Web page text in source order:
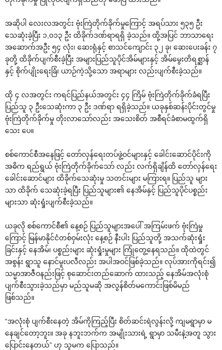
အဆိုပါ လေးလအတွင်း ဗုံးကြဲတိုက်ခိုက်မှုကြောင့် အရပ်သား ၅၃၅ ဦး
သေဆုံးခဲ့ပြီး ၁,၀၁၃ ဦး ထိခိုက်ဒဏ်ရာရရှိ ခဲ့သည်။ ထို့အပြင် ဘာသာရေး
အဆောက်အဦး ၅၄ လုံး၊ ဆေးရုံနှင့် စာသင်ကျောင်း ၃၂ ခု၊ ဆေးပေးခန်း ၇
ခုတို့ ထိခိုက်ပျက်စီးခဲ့ပြီး အများပြည်သူပိုင်အိမ်များနှင့် အိမ်မွေးတိရစ္ဆာန်
နှင့် စိုက်ပျိုးရေးခြံ၊ ယာဉ်ကဲ့သို့သော အရာများ လည်းပျက်စီးခဲ့သည်။
ထို ၄ လအတွင်း ကရင်ပြည်နယ်အတွင်း ၄၄ ကြိမ် ဗုံးကြဲတိုက်ခိုက်ခံရပြီး
ပြည်သူ ၃ ဦးသေဆုံးကာ ၃ ဦး ဒဏ်ရာ ရရှိခဲ့သည်။ ယခုနှစ်ဆန်းပိုင်းတွင်မှု
ဗုံးကြဲတိုက်ခိုက်မှု တိုးလာသော်လည်း အသေးစိတ် အစီရင်ခံစာမထွက်ရှိ
သေး ပေ။
စစ်ကောင်စီအနေဖြင့် တော်လှန်ရေးတပ်ဖွဲ့ဝင်များနှင့် ခေါင်းဆောင်ပိုင်းကို
အဓိက ရည်ရွယ် ဗုံးကြဲတိုက်ခိုက်သော် လည်း လက်ရှိချိန်ထိ တော်လှန်ရေး
ခေါင်းဆောင်များ ထိခိုက်သေဆုံးမှု သတင်းများ မကြားရ။ ပြည်သူ များ
သာ ထိခိုက် သေဆုံးခဲ့ရပြီး ပြည်သူများ၏ နေအိမ်နှင့် ပြည်သူပိုင်ပစ္စည်း
များသာ ဆုံးရှုံးပျက်စီးခဲ့သည်။
ယခုလို စစ်ကောင်စီ၏ နေ့စဉ် ပြည်သူများအပေါ် အကြမ်းဖက် ဗုံးကြဲမှု
ကြောင့် မြန်မာနိုင်ငံတစ်ဝှမ်းလုံး နေ့စဉ် နီးပါး ပြည်သူတို့ အသက်ဆုံးရှုံး
ခြင်းနှင့် နေအိမ်၊ ပစ္စည်းများ ဆုံးရှုံးမှုများ ကြုံတွေ့နေရသည်။ ထိုထဲတွင်
အစွန်း ရွာသူ နောင်မူးပလီလည်း အပါအဝင်ဖြစ်ခဲ့သည်။ လုပ်အားကိုရင်း၍
သမ္မာအာဇီဝနည်းဖြင့် စုဆောင်းတည်ဆောက် ထားသည့် နေအိမ်အလုံးစုံ
ပျက်စီးသွားခဲ့သည်မှာ မည်သူမဆို အလွန်စိတ်မကောင်းဖြစ်မိမည်
ဖြစ်သည်။
“အလုံးစုံ ပျက်စီးနေတဲ့ အိမ်ကိုကြည့်ပြီး စိတ်ဆင်းရဲလွန်းလို့ ကျမရွာမှာ မ
နေချင်တော့ဘူး။ အခု နဘူးဘက်က အမျိုးသားရဲ့ ရွာမှာ သမီးနဲ့အတူ သွား
ပြောင်းနေတယ်” ဟု သူမက ပြောသည်။